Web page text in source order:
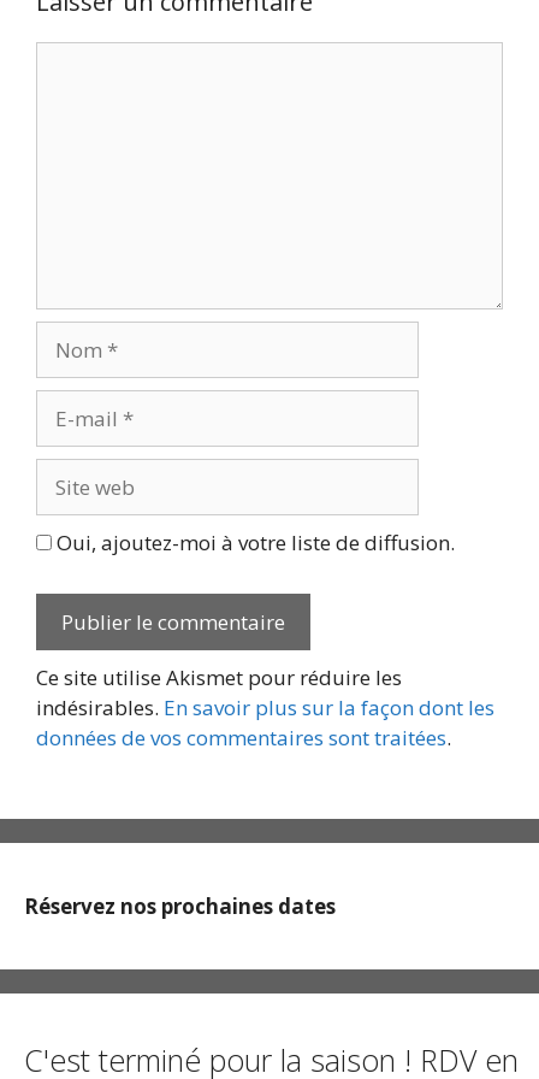
mail
web
Oui, ajoutez-moi à votre liste de diffusion.
Ce site utilise Akismet pour réduire les
indésirables. En savoir plus sur la façon dont les
données de vos commentaires sont traitées.
Réservez nos prochaines dates
C'est terminé pour la saison ! RDV en